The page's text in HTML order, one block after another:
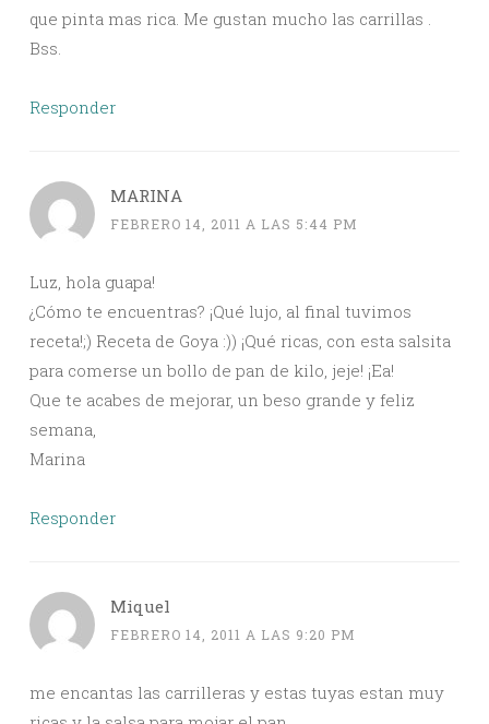
que pinta mas rica. Me gustan mucho las carrillas .
Bss.
Responder
MARINA
FEBRERO 14, 2011 A LAS 5:44 PM
Luz, hola guapa!
¿Cómo te encuentras? ¡Qué lujo, al final tuvimos
receta!;) Receta de Goya :)) ¡Qué ricas, con esta salsita
para comerse un bollo de pan de kilo, jeje! ¡Ea!
Que te acabes de mejorar, un beso grande y feliz
semana,
Marina
Responder
Miquel
FEBRERO 14, 2011 A LAS 9:20 PM
me encantas las carrilleras y estas tuyas estan muy